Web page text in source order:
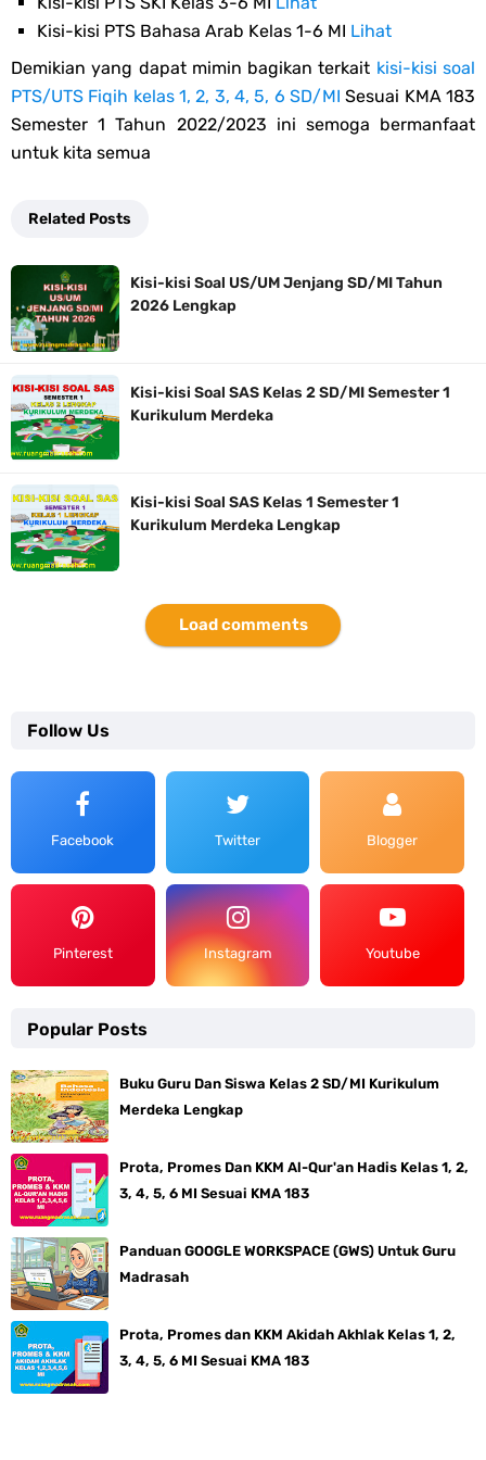
Kisi-kisi PTS Bahasa Arab Kelas 1-6 MI Lihat
Demikian yang dapat mimin bagikan terkait kisi-kisi soal
PTS/UTS Fiqih kelas 1, 2, 3, 4, 5, 6 SD/MI Sesuai KMA 183
Semester 1 Tahun 2022/2023 ini semoga bermanfaat
untuk kita semua
Related Posts
Kisi-kisi Soal US/UM Jenjang SD/MI Tahun
2026 Lengkap
Kisi-kisi Soal SAS Kelas 2 SD/MI Semester 1
Kurikulum Merdeka
Kisi-kisi Soal SAS Kelas 1 Semester 1
Kurikulum Merdeka Lengkap
Load comments
Follow Us
Facebook Twitter Blogger
Pinterest Instagram Youtube
Popular Posts
Buku Guru Dan Siswa Kelas 2 SD/MI Kurikulum
Merdeka Lengkap
Prota, Promes Dan KKM Al-Qur'an Hadis Kelas 1, 2,
3, 4, 5, 6 MI Sesuai KMA 183
Panduan GOOGLE WORKSPACE (GWS) Untuk Guru
Madrasah
Prota, Promes dan KKM Akidah Akhlak Kelas 1, 2,
3, 4, 5, 6 MI Sesuai KMA 183